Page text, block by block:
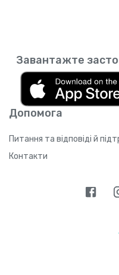
Допомога
Питання та відповіді й
Контакти
Завантажте